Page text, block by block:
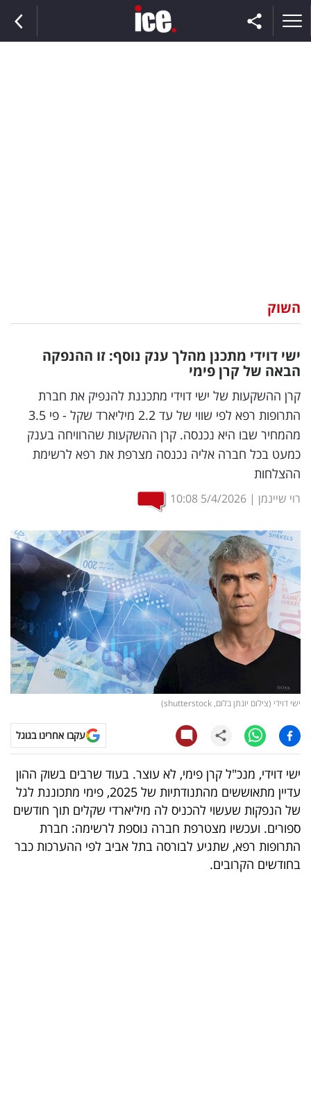
וצרכנות
דיגיטל
וטק
שיווק
ופרסום
משפט
ומחקרים
דעות
רכילות
עסקית
קריפטו
ויראלי
עסקי
ספורט
קריירה
ולימודים
מינויים
השוק
ישי דוידי מתכנן מהלך ענק נוסף: זו ההנפקה
הבאה של קרן פימי
קרן ההשקעות של ישי דוידי מתכננת להנפיק את חברת
התרופות רפא לפי שווי של עד 2.2 מיליארד שקל - פי 3.5
מהמחיר שבו היא נכנסה. קרן ההשקעות שהרוויחה בענק
כמעט בכל חברה אליה נכנסה מצרפת את רפא לרשימת
ההצלחות
רוי שיינמן |
5/4/2026
10:08
ישי דוידי (צילום יונתן בלום, shutterstock)
עקבו אחרינו בגוגל
ישי דוידי, מנכ"ל קרן פימי, לא עוצר. בעוד שרבים בשוק ההון
עדיין מתאוששים מהתנודתיות של 2025, פימי מתכוננת לגל
של הנפקות שעשוי להכניס לה מיליארדי שקלים תוך חודשים
ספורים. ועכשיו מצטרפת חברה נוספת לרשימה: חברת
התרופות רפא, שתגיע לבורסה בתל אביב לפי ההערכות כבר
בחודשים הקרובים.